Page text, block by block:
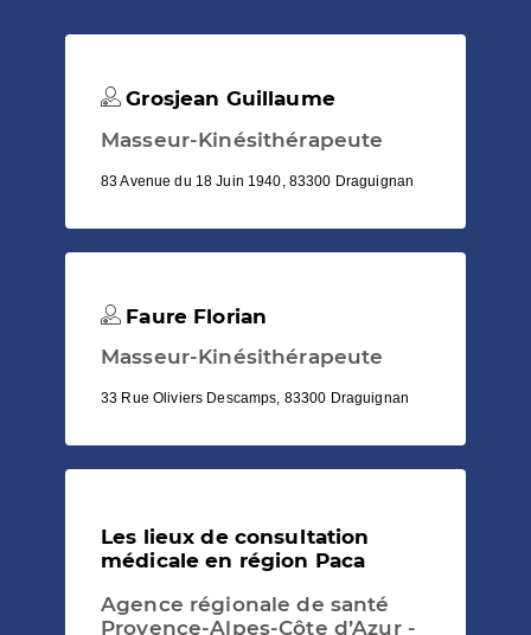
Grosjean Guillaume
Masseur-Kinésithérapeute
83 Avenue du 18 Juin 1940, 83300 Draguignan
Faure Florian
Masseur-Kinésithérapeute
33 Rue Oliviers Descamps, 83300 Draguignan
Les lieux de consultation
médicale en région Paca
Agence régionale de santé
Provence-Alpes-Côte d’Azur -